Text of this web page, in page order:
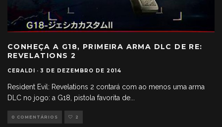
CONHEÇA A G18, PRIMEIRA ARMA DLC DE RE:
REVELATIONS 2
CERALDI · 3 DE DEZEMBRO DE 2014
Resident Evil: Revelations 2 contará com ao menos uma arma
DLC no jogo: a G18, pistola favorita de
0 COMENTÁRIOS 2